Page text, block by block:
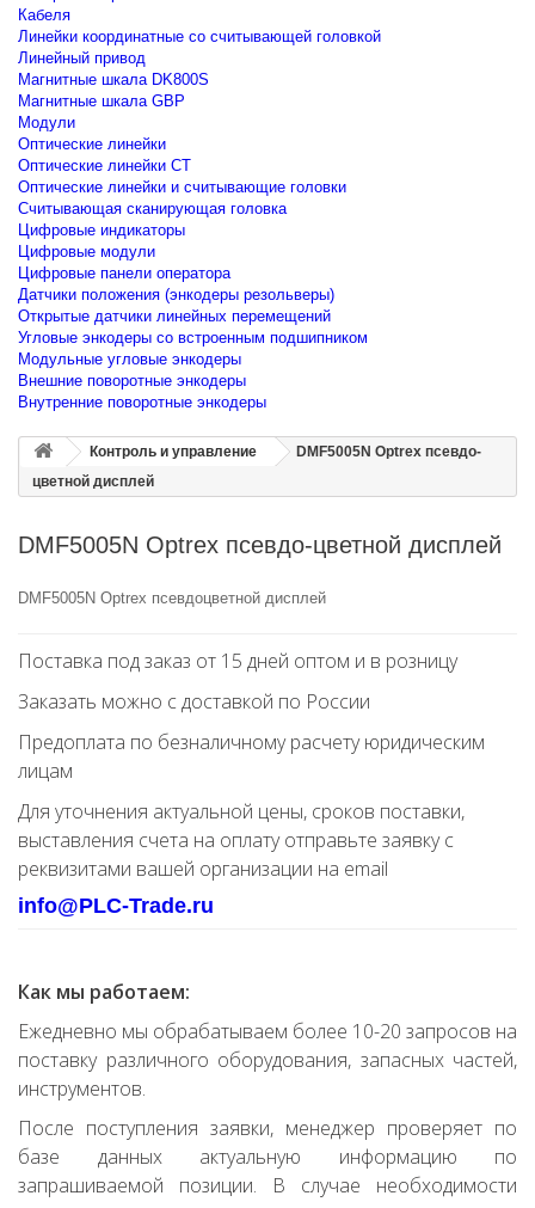
Кабеля
Линейки координатные со считывающей головкой
Линейный привод
Магнитные шкала DK800S
Магнитные шкала GBP
Модули
Оптические линейки
Оптические линейки CT
Оптические линейки и считывающие головки
Считывающая сканирующая головка
Цифровые индикаторы
Цифровые модули
Цифровые панели оператора
Датчики положения (энкодеры резольверы)
Открытые датчики линейных перемещений
Угловые энкодеры со встроенным подшипником
Модульные угловые энкодеры
Внешние поворотные энкодеры
Внутренние поворотные энкодеры
Контроль и управление
DMF5005N Optrex псевдо-
цветной дисплей
DMF5005N Optrex псевдо-цветной дисплей
DMF5005N Optrex псевдоцветной дисплей
Поставка под заказ от 15 дней оптом и в розницу
Заказать можно с доставкой по России
Предоплата по безналичному расчету юридическим
лицам
Для уточнения актуальной цены, сроков поставки,
выставления счета на оплату отправьте заявку с
реквизитами вашей организации на email
info@PLC-Trade.ru
Как мы работаем:
Ежедневно мы обрабатываем более 10-20 запросов на
поставку различного оборудования, запасных частей,
инструментов.
После поступления заявки, менеджер проверяет по
базе данных актуальную информацию по
запрашиваемой позиции. В случае необходимости